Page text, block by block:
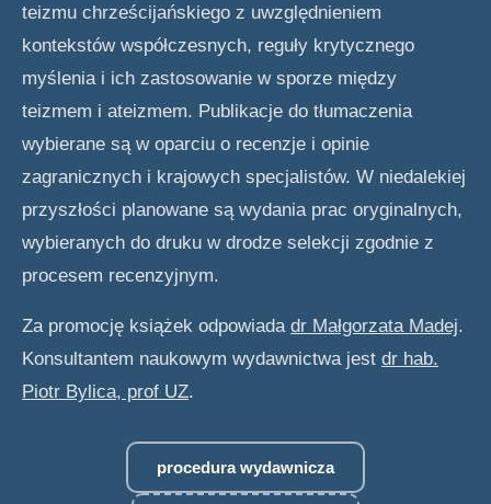
teizmu chrześcijańskiego z uwzględnieniem
kontekstów współczesnych, reguły krytycznego
myślenia i ich zastosowanie w sporze między
teizmem i ateizmem. Publikacje do tłumaczenia
wybierane są w oparciu o recenzje i opinie
zagranicznych i krajowych specjalistów. W niedalekiej
przyszłości planowane są wydania prac oryginalnych,
wybieranych do druku w drodze selekcji zgodnie z
procesem recenzyjnym.
Za promocję książek odpowiada dr Małgorzata Madej.
Konsultantem naukowym wydawnictwa jest dr hab.
Piotr Bylica, prof UZ.
procedura wydawnicza